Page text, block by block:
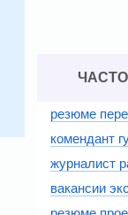
резюме
комендант
журналист
вакансии